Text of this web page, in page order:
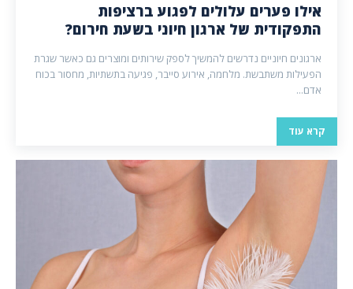
אילו פערים עלולים לפגוע ברציפות
התפקודית של ארגון חיוני בשעת חירום?
ארגונים חיוניים נדרשים להמשיך לספק שירותים ומוצרים גם כאשר שגרת
הפעילות משתבשת. מלחמה, אירוע סייבר, פגיעה בתשתיות, מחסור בכוח
אדם...
קרא עוד